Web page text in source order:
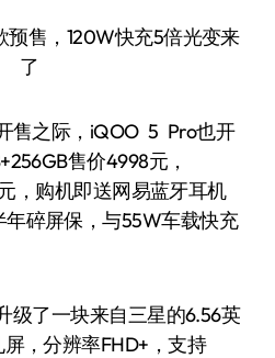
之际，iQOO 5 Pro也开
售价4998元，
，购机即送网易蓝牙耳机
碎屏保，与55W车载快充
了一块来自三星的6.56英
，分辨率FHD+，支持